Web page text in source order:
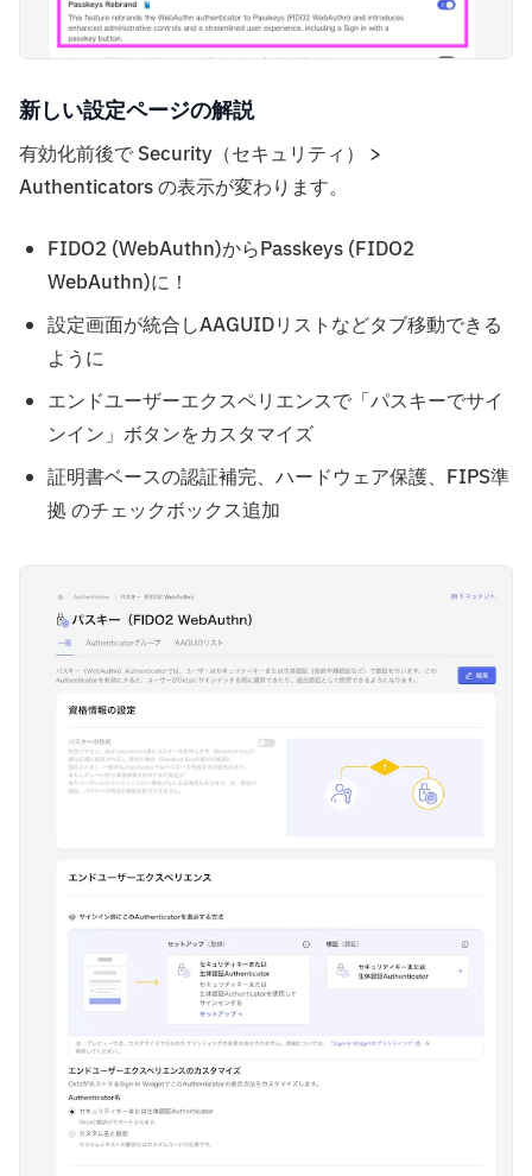
新しい設定ページの解説
有効化前後で Security（セキュリティ） >
Authenticators の表示が変わります。
FIDO2 (WebAuthn)からPasskeys (FIDO2
WebAuthn)に！
設定画面が統合しAAGUIDリストなどタブ移動できる
ように
エンドユーザーエクスペリエンスで「パスキーでサイ
ンイン」ボタンをカスタマイズ
証明書ベースの認証補完、ハードウェア保護、FIPS準
拠 のチェックボックス追加